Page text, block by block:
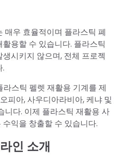
매우 효율적이며 플라스틱 폐
용할 수 있습니다. 플라스틱
시키지 않으며, 전체 프로젝
.
스틱 펠렛 재활용 기계를 제
피아, 사우디아라비아, 케냐 및
니다. 이제 플라스틱 재활용 사
익을 창출할 수 있습니다.
인 소개